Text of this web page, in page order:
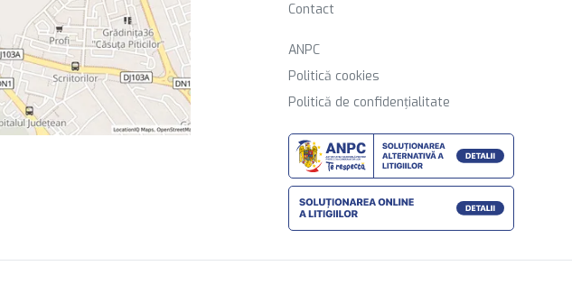
Contact
ANPC
Politică cookies
Politică de confidențialitate